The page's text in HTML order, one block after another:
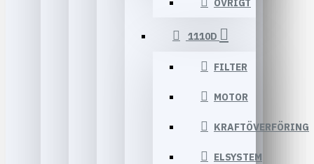
ÖVRIGT
1110D
FILTER
MOTOR
KRAFTÖVERFÖRING
ELSYSTEM